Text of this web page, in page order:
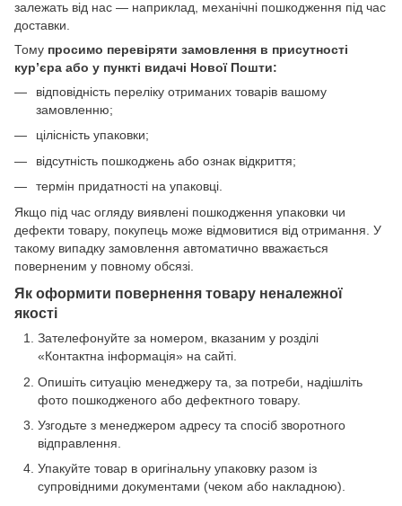
залежать від нас — наприклад, механічні пошкодження під час
доставки.
Тому просимо перевіряти замовлення в присутності
кур’єра або у пункті видачі Нової Пошти:
відповідність переліку отриманих товарів вашому
замовленню;
цілісність упаковки;
відсутність пошкоджень або ознак відкриття;
термін придатності на упаковці.
Якщо під час огляду виявлені пошкодження упаковки чи
дефекти товару, покупець може відмовитися від отримання. У
такому випадку замовлення автоматично вважається
поверненим у повному обсязі.
Як оформити повернення товару неналежної
якості
Зателефонуйте за номером, вказаним у розділі
«Контактна інформація» на сайті.
Опишіть ситуацію менеджеру та, за потреби, надішліть
фото пошкодженого або дефектного товару.
Узгодьте з менеджером адресу та спосіб зворотного
відправлення.
Упакуйте товар в оригінальну упаковку разом із
супровідними документами (чеком або накладною).